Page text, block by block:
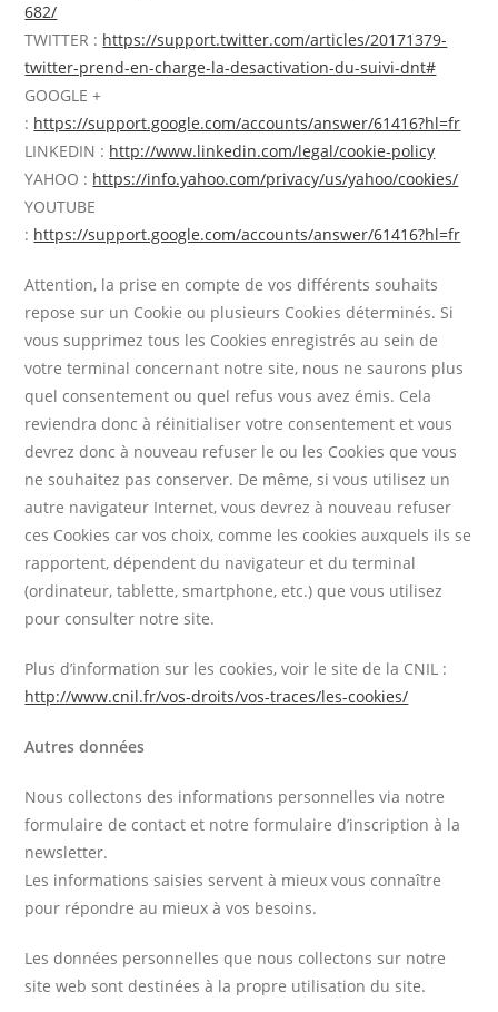
682/
TWITTER : https://support.twitter.com/articles/20171379-
twitter-prend-en-charge-la-desactivation-du-suivi-dnt#
GOOGLE +
: https://support.google.com/accounts/answer/61416?hl=fr
LINKEDIN : http://www.linkedin.com/legal/cookie-policy
YAHOO : https://info.yahoo.com/privacy/us/yahoo/cookies/
YOUTUBE
: https://support.google.com/accounts/answer/61416?hl=fr
Attention, la prise en compte de vos différents souhaits
repose sur un Cookie ou plusieurs Cookies déterminés. Si
vous supprimez tous les Cookies enregistrés au sein de
votre terminal concernant notre site, nous ne saurons plus
quel consentement ou quel refus vous avez émis. Cela
reviendra donc à réinitialiser votre consentement et vous
devrez donc à nouveau refuser le ou les Cookies que vous
ne souhaitez pas conserver. De même, si vous utilisez un
autre navigateur Internet, vous devrez à nouveau refuser
ces Cookies car vos choix, comme les cookies auxquels ils se
rapportent, dépendent du navigateur et du terminal
(ordinateur, tablette, smartphone, etc.) que vous utilisez
pour consulter notre site.
Plus d’information sur les cookies, voir le site de la CNIL :
http://www.cnil.fr/vos-droits/vos-traces/les-cookies/
Autres données
Nous collectons des informations personnelles via notre
formulaire de contact et notre formulaire d’inscription à la
newsletter.
Les informations saisies servent à mieux vous connaître
pour répondre au mieux à vos besoins.
Les données personnelles que nous collectons sur notre
site web sont destinées à la propre utilisation du site.